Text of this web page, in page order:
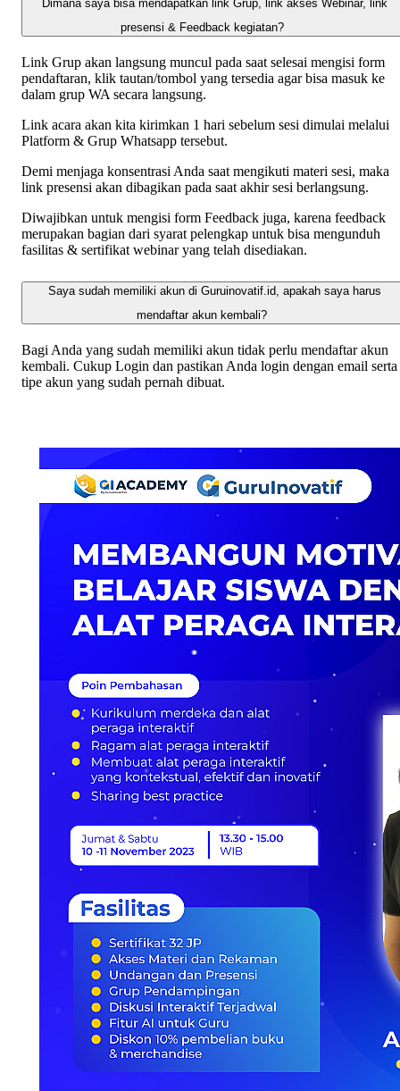
Dimana saya bisa mendapatkan link Grup, link akses Webinar, link
presensi & Feedback kegiatan?
Link Grup akan langsung muncul pada saat selesai mengisi form
pendaftaran, klik tautan/tombol yang tersedia agar bisa masuk ke
dalam grup WA secara langsung.
Link acara akan kita kirimkan 1 hari sebelum sesi dimulai melalui
Platform & Grup Whatsapp tersebut.
Demi menjaga konsentrasi Anda saat mengikuti materi sesi, maka
link presensi akan dibagikan pada saat akhir sesi berlangsung.
Diwajibkan untuk mengisi form Feedback juga, karena feedback
merupakan bagian dari syarat pelengkap untuk bisa mengunduh
fasilitas & sertifikat webinar yang telah disediakan.
Saya sudah memiliki akun di Guruinovatif.id, apakah saya harus
mendaftar akun kembali?
Bagi Anda yang sudah memiliki akun tidak perlu mendaftar akun
kembali. Cukup Login dan pastikan Anda login dengan email serta
tipe akun yang sudah pernah dibuat.